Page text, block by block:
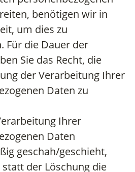
benötigen wir in
um dies zu
Für die Dauer der
Sie das Recht, die
der Verarbeitung Ihrer
Daten zu
Ihrer
Daten
geschah/geschieht,
statt der Löschung die